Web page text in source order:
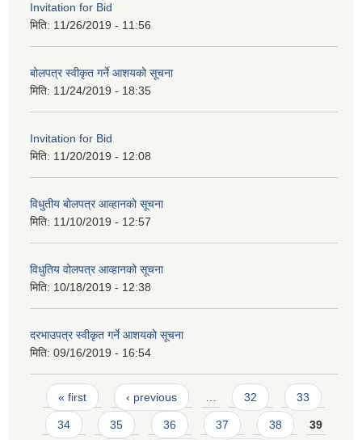
Invitation for Bid
मिति: 11/26/2019 - 11:56
बोलपत्र स्वीकृत गर्ने आशयको सूचना
मिति: 11/24/2019 - 18:35
Invitation for Bid
मिति: 11/20/2019 - 12:08
विधुतीय बोलपत्र आव्हानको सूचना
मिति: 11/10/2019 - 12:57
विधुतिय वोलपत्र आव्हानको सूचना
मिति: 10/18/2019 - 12:38
दरभाउपत्र स्वीकृत गर्ने आशयको सूचना
मिति: 09/16/2019 - 16:54
Pages
« first ‹ previous 32 33
34 35 36 37 38 39